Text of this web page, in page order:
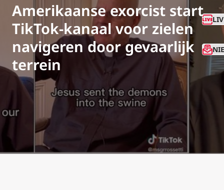
Amerikaanse exorcist start
TikTok-kanaal voor zielen
navigeren door gevaarlijk
terrein